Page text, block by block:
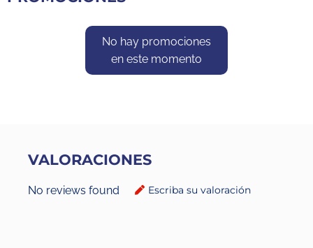
No hay promociones
en este momento
VALORACIONES
No reviews found Escriba su valoración